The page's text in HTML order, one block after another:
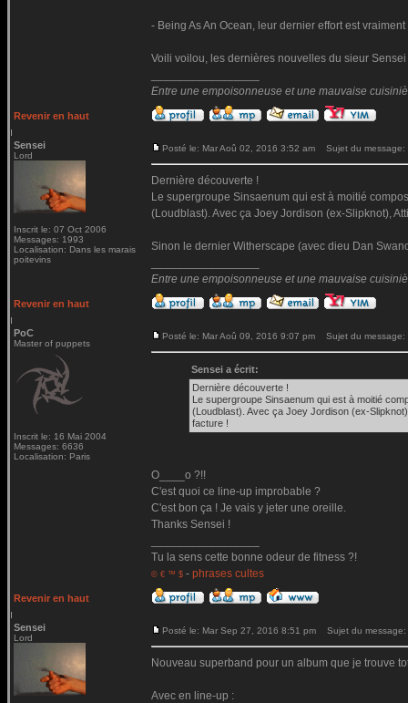
- Being As An Ocean, leur dernier effort est
Voili voilou, les dernières nouvelles du sieur Sensei
Entre une empoisonneuse et une mauvaise
Revenir en haut
Sensei
Lord
Inscrit le: 07 Oct 2006
Messages: 1993
Localisation: Dans les marais
poitevins
Posté le: Mar Aoû 02, 2016 3:52 am Sujet du message:
Dernière découverte !
Le supergroupe Sinsaenum qui est à moitié
(Loudblast). Avec ça Joey Jordison (ex-Slipknot),
Sinon le dernier Witherscape (avec dieu Dan
Entre une empoisonneuse et une mauvaise
Revenir en haut
PoC
Master of puppets
Inscrit le: 16 Mai 2004
Messages: 6636
Localisation: Paris
Posté le: Mar Aoû 09, 2016 9:07 pm Sujet du message:
Sensei a écrit:
Dernière découverte !
Le supergroupe Sinsaenum qui est à moitié
(Loudblast). Avec ça Joey Jordison (ex-
facture !
O____o ?!!
C'est quoi ce line-up improbable ?
C'est bon ça ! Je vais y jeter une oreille.
Thanks Sensei !
Tu la sens cette bonne odeur de fitness ?!
© € ™ $ - phrases cultes
Revenir en haut
Sensei
Lord
Posté le: Mar Sep 27, 2016 8:51 pm Sujet du message:
Nouveau superband pour un album que je trouve
Avec en line-up :